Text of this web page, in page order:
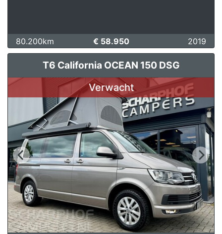
80.200km € 58.950 2019
T6 California OCEAN 150 DSG
Verwacht